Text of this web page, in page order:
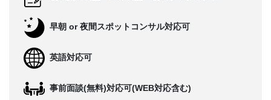
早朝 or 夜間スポットコンサル対応可
英語対応可
事前面談(無料)対応可(WEB対応含む)